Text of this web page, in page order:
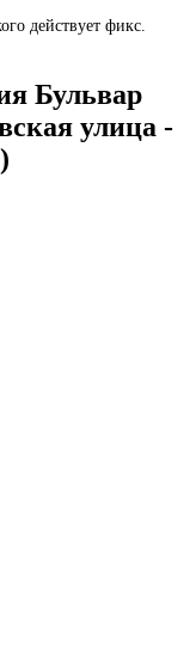
действует фикс.
Бульвар
улица -